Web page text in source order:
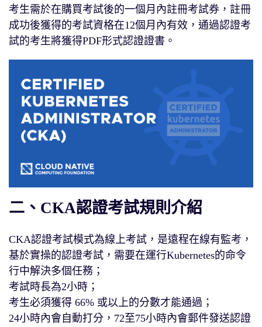
考生需於在購買考試後的一個月內註冊考試券，註冊
成功後獲得的考試資格在12個月內有效，通過認證考
試的考生將獲得PDF形式認證證書。
二、CKA認證考試規則介紹
CKA認證考試模式為線上考試，是遠程在線有監考，
基於實操的認證考試，需要在運行Kubernetes的命令
行中解決多個任務；
考試時長為2小時；
考生必須獲得 66% 或以上的分數才能通過；
24小時內會自動打分，72至75小時內會郵件發送認證